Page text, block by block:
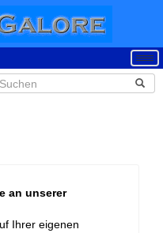
an unserer
Ihrer eigenen